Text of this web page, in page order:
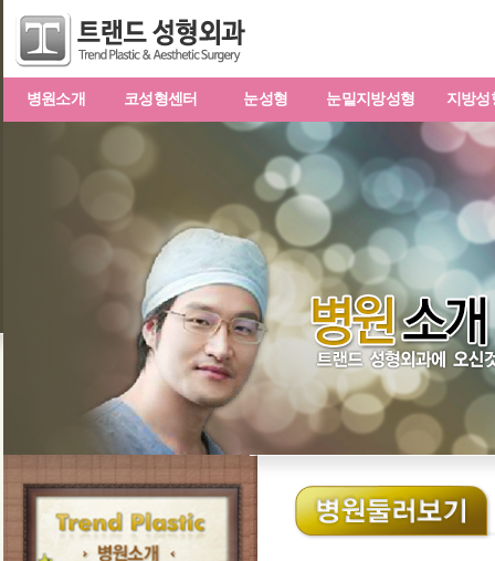
병원소개 코성형센터 눈성형 눈밑지방성형 지방성